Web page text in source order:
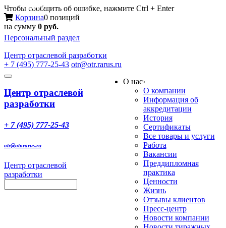
Чтобы сообщить об ошибке, нажмите Ctrl + Enter
Корзина0 позиций
на сумму 0 руб.
Персональный раздел
Центр отраслевой разработки
+ 7 (495) 777-25-43 otr@otr.rarus.ru
Toggle
Меню
Центр отраслевой
разработки
+ 7 (495) 777-25-43
otr@otr.rarus.ru
Центр отраслевой
разработки
О нас›
О компании
Информация об
аккредитации
История
Сертификаты
Все товары и услуги
Работа
Вакансии
Преддипломная
практика
Ценности
Жизнь
Отзывы клиентов
Пресс-центр
Новости компании